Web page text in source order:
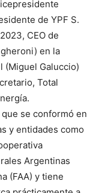
de YPF S.
CEO de
en la
(Miguel Galuccio)
Total
se conformó en
y entidades como
Argentinas
(FAA) y tiene